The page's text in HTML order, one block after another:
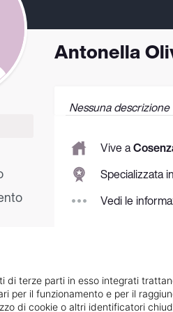
Antonella
Nessuna descrizione
Vive a
Specializzata in
Vedi le
di terze parti in esso integrati
per il funzionamento e per il
di cookie o altri identificatori